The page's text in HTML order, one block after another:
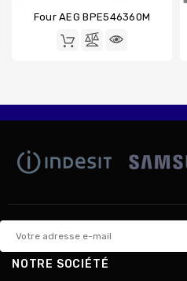
Four AEG BPE546360M
NOTRE SOCIÉTÉ